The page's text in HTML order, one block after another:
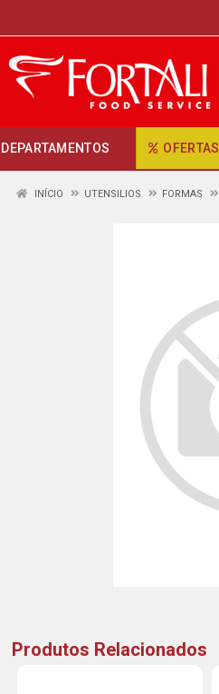
DEPARTAMENTOS OFERTAS
INÍCIO UTENSILIOS FORMAS
Produtos Relacionados